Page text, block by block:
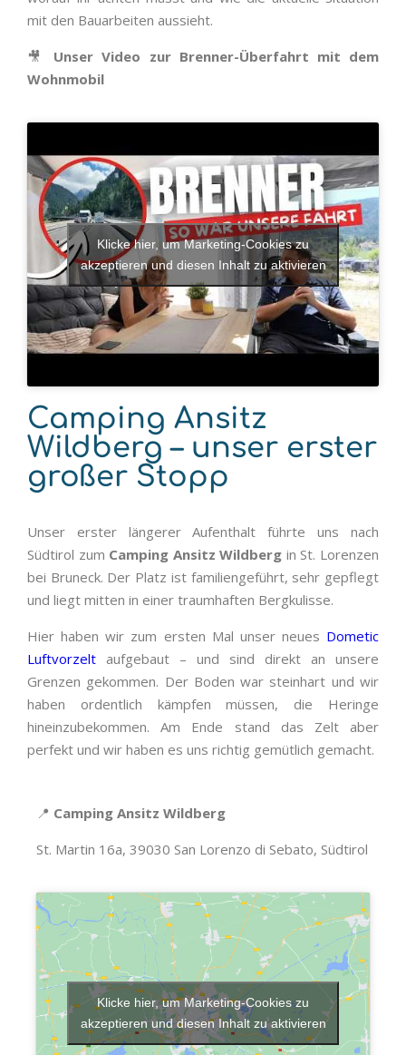
mit den Bauarbeiten aussieht.
🎥 Unser Video zur Brenner-Überfahrt mit dem
Wohnmobil
Klicke hier, um Marketing-Cookies zu
akzeptieren und diesen Inhalt zu aktivieren
Camping Ansitz
Wildberg – unser erster
großer Stopp
Unser erster längerer Aufenthalt führte uns nach
Südtirol zum Camping Ansitz Wildberg in St. Lorenzen
bei Bruneck. Der Platz ist familiengeführt, sehr gepflegt
und liegt mitten in einer traumhaften Bergkulisse.
Hier haben wir zum ersten Mal unser neues Dometic
Luftvorzelt aufgebaut – und sind direkt an unsere
Grenzen gekommen. Der Boden war steinhart und wir
haben ordentlich kämpfen müssen, die Heringe
hineinzubekommen. Am Ende stand das Zelt aber
perfekt und wir haben es uns richtig gemütlich gemacht.
📍 Camping Ansitz Wildberg
St. Martin 16a, 39030 San Lorenzo di Sebato, Südtirol
Klicke hier, um Marketing-Cookies zu
akzeptieren und diesen Inhalt zu aktivieren